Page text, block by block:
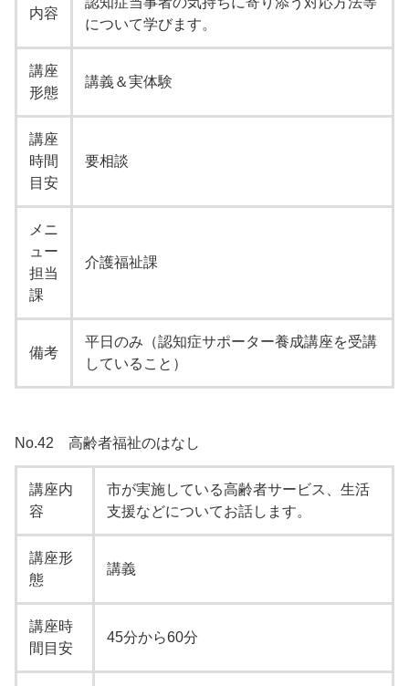
内容
について学びます。
講座
形態
講義＆実体験
講座
時間
目安
要相談
メニ
ュー
担当
課
介護福祉課
備考
平日のみ（認知症サポーター養成講座を受講
していること）
No.42 高齢者福祉のはなし
講座内
容
市が実施している高齢者サービス、生活
支援などについてお話します。
講座形
態
講義
講座時
間目安
45分から60分